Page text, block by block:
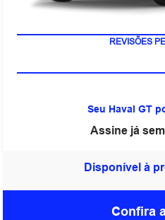
REVISÕES
Seu Haval GT
Assine já
Disponível à
Confira